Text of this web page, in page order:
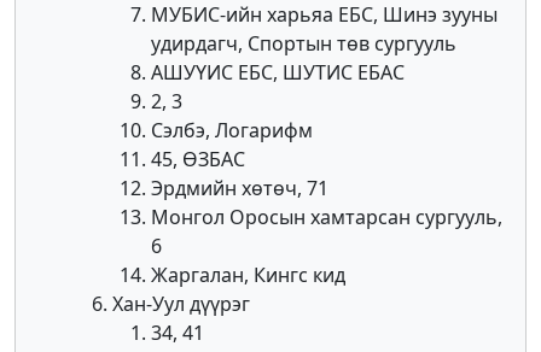
МУБИС-ийн харьяа ЕБС, Шинэ зууны
удирдагч, Спортын төв сургууль
АШУҮИС ЕБС, ШУТИС ЕБАС
2, 3
Сэлбэ, Логарифм
45, ӨЗБАС
Эрдмийн хөтөч, 71
Монгол Оросын хамтарсан сургууль,
6
Жаргалан, Кингс кид
Хан-Уул дүүрэг
34, 41